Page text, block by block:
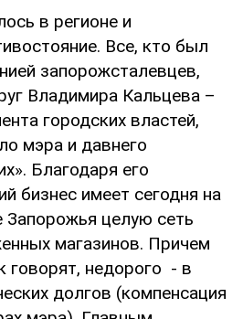
в регионе и
Все, кто был
запорожсталевцев,
Владимира Кальцева –
городских властей,
мэра и давнего
Благодаря его
бизнес имеет сегодня на
Запорожья целую сеть
магазинов. Причем
говорят, недорого - в
долгов (компенсация